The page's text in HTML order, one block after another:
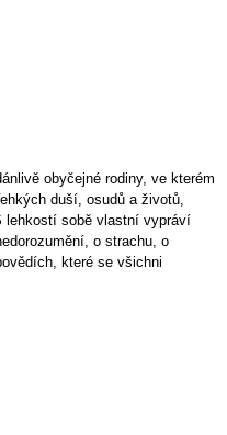
obyčejné rodiny, ve kterém
duší, osudů a životů,
lehkostí sobě vlastní vypráví
o strachu, o
které se všichni